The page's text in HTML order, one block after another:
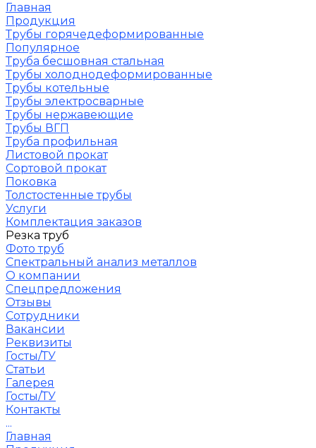
Главная
Продукция
Трубы горячедеформированные
Популярное
Труба бесшовная стальная
Трубы холоднодеформированные
Трубы котельные
Трубы электросварные
Трубы нержавеющие
Трубы ВГП
Труба профильная
Листовой прокат
Сортовой прокат
Поковка
Толстостенные трубы
Услуги
Комплектация заказов
Резка труб
Фото труб
Спектральный анализ металлов
О компании
Спецпредложения
Отзывы
Сотрудники
Вакансии
Реквизиты
Госты/ТУ
Статьи
Галерея
Госты/ТУ
Контакты
...
Главная